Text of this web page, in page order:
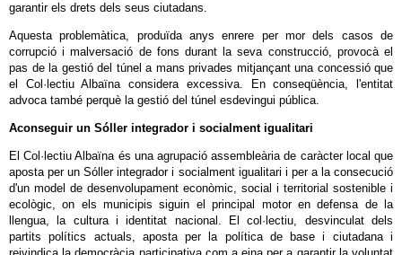
garantir els drets dels seus ciutadans.
Aquesta problemàtica, produïda anys enrere per mor dels casos de
corrupció i malversació de fons durant la seva construcció, provocà el
pas de la gestió del túnel a mans privades mitjançant una concessió que
el Col·lectiu Albaïna considera excessiva. En conseqüència, l'entitat
advoca també perquè la gestió del túnel esdevingui pública.
Aconseguir un Sóller integrador i socialment igualitari
El Col·lectiu Albaïna és una agrupació assembleària de caràcter local que
aposta per un Sóller integrador i socialment igualitari i per a la consecució
d'un model de desenvolupament econòmic, social i territorial sostenible i
ecològic, on els municipis siguin el principal motor en defensa de la
llengua, la cultura i identitat nacional. El col·lectiu, desvinculat dels
partits polítics actuals, aposta per la política de base i ciutadana i